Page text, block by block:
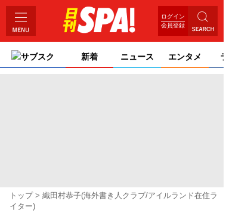
ログイン
会員登録
サブスク 新着 ニュース エンタメ
トップ
織田村恭子(海外書き人クラブ/アイルランド在住ラ
イター)